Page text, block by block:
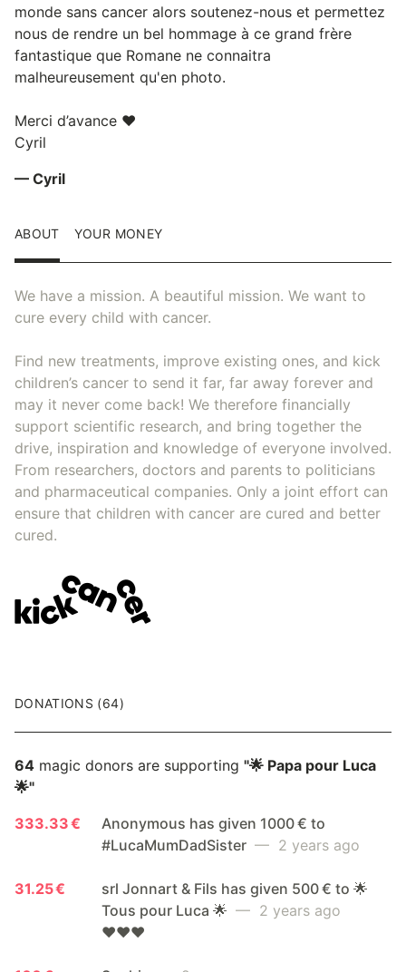
monde sans cancer alors soutenez-nous et permettez
nous de rendre un bel hommage à ce grand frère
fantastique que Romane ne connaitra
malheureusement qu'en photo.
Merci d’avance ❤️
Cyril
— Cyril
ABOUT YOUR MONEY
We have a mission. A beautiful mission. We want to
cure every child with cancer.
Find new treatments, improve existing ones, and kick
children’s cancer to send it far, far away forever and
may it never come back! We therefore financially
support scientific research, and bring together the
drive, inspiration and knowledge of everyone involved.
From researchers, doctors and parents to politicians
and pharmaceutical companies. Only a joint effort can
ensure that children with cancer are cured and better
cured.
DONATIONS (64)
64 magic donors are supporting "🌟 Papa pour Luca
🌟"
333.33 €
Anonymous has given 1000 € to
#LucaMumDadSister — 2 years ago
31.25 €
srl Jonnart & Fils has given 500 € to 🌟
Tous pour Luca 🌟 — 2 years ago
♥️♥️♥️